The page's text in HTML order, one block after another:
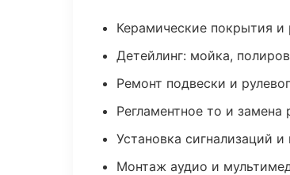
Керамические покрытия и
Детейлинг: мойка,
Ремонт подвески и
Регламентное то и замена
Установка сигнализаций
Монтаж аудио и